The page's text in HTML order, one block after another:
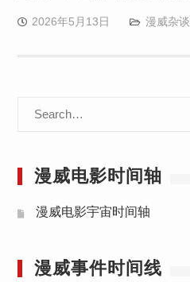
2026年5月13日 漫威杂谈
漫威电影时间轴
漫威电影宇宙时间轴
漫威事件时间线